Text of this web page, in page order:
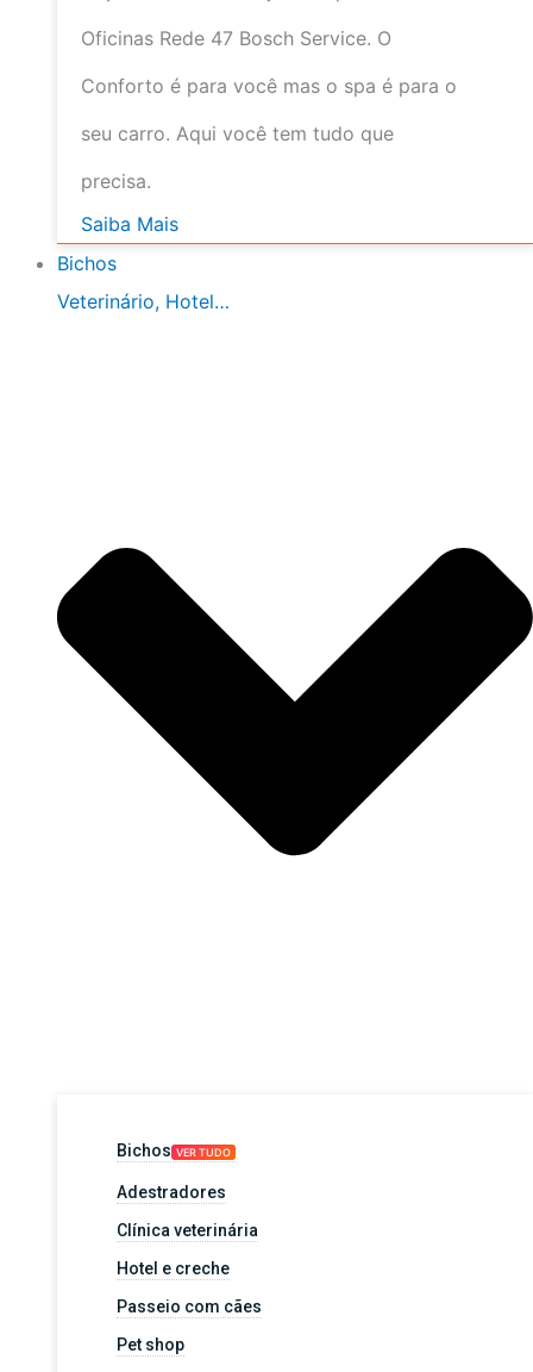
Oficinas Rede 47 Bosch Service. O
Conforto é para você mas o spa é para o
seu carro. Aqui você tem tudo que
precisa.
Saiba Mais
Bichos
Veterinário, Hotel…
Bichos VER TUDO
Adestradores
Clínica veterinária
Hotel e creche
Passeio com cães
Pet shop